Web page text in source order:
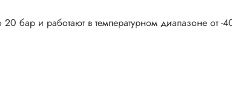
бар и работают в температурном диапазоне от -